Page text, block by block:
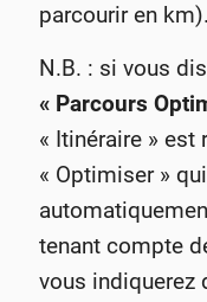
parcourir en km).
N.B. : si vous
« Parcours
« Itinéraire » est
« Optimiser »
tenant compte
vous indiquerez